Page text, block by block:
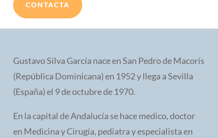
CONTACTA
Gustavo Silva García nace en San Pedro de Macorís
(República Dominicana) en 1952 y llega a Sevilla
(España) el 9 de octubre de 1970.
En la capital de Andalucía se hace medico, doctor
en Medicina y Cirugía, pediatra y especialista en